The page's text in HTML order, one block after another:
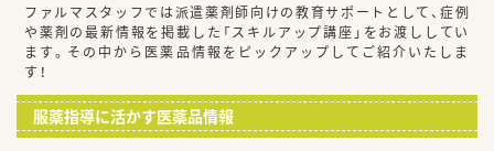
ファルマスタッフでは派遣薬剤師向けの教育サポートとして、症例
や薬剤の最新情報を掲載した「スキルアップ講座」をお渡ししてい
ます。その中から医薬品情報をピックアップしてご紹介いたしま
す！
服薬指導に活かす医薬品情報